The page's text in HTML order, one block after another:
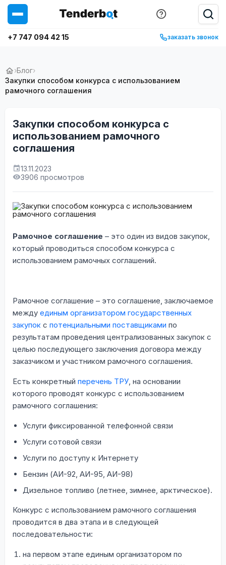
+7 747 094 42 15 заказать звонок
›Блог›
Закупки способом конкурса с использованием
рамочного соглашения
Закупки способом конкурса с
использованием рамочного
соглашения
13.11.2023
3906 просмотров
Рамочное соглашение – это один из видов закупок,
который проводиться способом конкурса c
использованием рамочных соглашений.
Рамочное соглашение – это соглашение, заключаемое
между единым организатором государственных
закупок с потенциальными поставщиками по
результатам проведения централизованных закупок с
целью последующего заключения договора между
заказчиком и участником рамочного соглашения.
Есть конкретный перечень ТРУ, на основании
которого проводят конкурс с использованием
рамочного соглашения:
Услуги фиксированной телефонной связи
Услуги сотовой связи
Услуги по доступу к Интернету
Бензин (АИ-92, АИ-95, АИ-98)
Дизельное топливо (летнее, зимнее, арктическое).
Конкурс с использованием рамочного соглашения
проводится в два этапа и в следующей
последовательности:
на первом этапе единым организатором по